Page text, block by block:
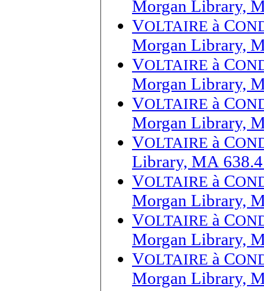
Morgan Library,
VOLTAIRE à C
Morgan Library,
VOLTAIRE à C
Morgan Library,
VOLTAIRE à C
Morgan Library,
VOLTAIRE à C
Library, MA
VOLTAIRE à C
Morgan Library,
VOLTAIRE à C
Morgan Library,
VOLTAIRE à C
Morgan Library,